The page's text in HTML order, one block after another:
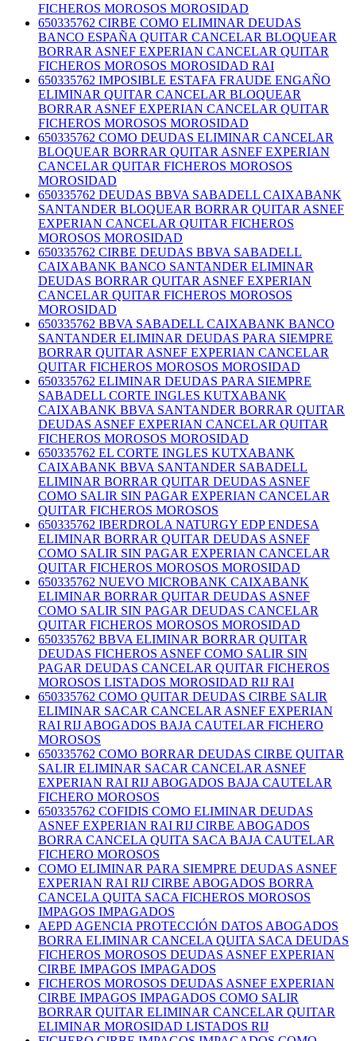
FICHEROS MOROSOS MOROSIDAD
650335762 CIRBE COMO ELIMINAR DEUDAS
BANCO ESPAÑA QUITAR CANCELAR BLOQUEAR
BORRAR ASNEF EXPERIAN CANCELAR QUITAR
FICHEROS MOROSOS MOROSIDAD RAI
650335762 IMPOSIBLE ESTAFA FRAUDE ENGAÑO
ELIMINAR QUITAR CANCELAR BLOQUEAR
BORRAR ASNEF EXPERIAN CANCELAR QUITAR
FICHEROS MOROSOS MOROSIDAD
650335762 COMO DEUDAS ELIMINAR CANCELAR
BLOQUEAR BORRAR QUITAR ASNEF EXPERIAN
CANCELAR QUITAR FICHEROS MOROSOS
MOROSIDAD
650335762 DEUDAS BBVA SABADELL CAIXABANK
SANTANDER BLOQUEAR BORRAR QUITAR ASNEF
EXPERIAN CANCELAR QUITAR FICHEROS
MOROSOS MOROSIDAD
650335762 CIRBE DEUDAS BBVA SABADELL
CAIXABANK BANCO SANTANDER ELIMINAR
DEUDAS BORRAR QUITAR ASNEF EXPERIAN
CANCELAR QUITAR FICHEROS MOROSOS
MOROSIDAD
650335762 BBVA SABADELL CAIXABANK BANCO
SANTANDER ELIMINAR DEUDAS PARA SIEMPRE
BORRAR QUITAR ASNEF EXPERIAN CANCELAR
QUITAR FICHEROS MOROSOS MOROSIDAD
650335762 ELIMINAR DEUDAS PARA SIEMPRE
SABADELL CORTE INGLES KUTXABANK
CAIXABANK BBVA SANTANDER BORRAR QUITAR
DEUDAS ASNEF EXPERIAN CANCELAR QUITAR
FICHEROS MOROSOS MOROSIDAD
650335762 EL CORTE INGLES KUTXABANK
CAIXABANK BBVA SANTANDER SABADELL
ELIMINAR BORRAR QUITAR DEUDAS ASNEF
COMO SALIR SIN PAGAR EXPERIAN CANCELAR
QUITAR FICHEROS MOROSOS
650335762 IBERDROLA NATURGY EDP ENDESA
ELIMINAR BORRAR QUITAR DEUDAS ASNEF
COMO SALIR SIN PAGAR EXPERIAN CANCELAR
QUITAR FICHEROS MOROSOS MOROSIDAD
650335762 NUEVO MICROBANK CAIXABANK
ELIMINAR BORRAR QUITAR DEUDAS ASNEF
COMO SALIR SIN PAGAR DEUDAS CANCELAR
QUITAR FICHEROS MOROSOS MOROSIDAD
650335762 BBVA ELIMINAR BORRAR QUITAR
DEUDAS FICHEROS ASNEF COMO SALIR SIN
PAGAR DEUDAS CANCELAR QUITAR FICHEROS
MOROSOS LISTADOS MOROSIDAD RIJ RAI
650335762 COMO QUITAR DEUDAS CIRBE SALIR
ELIMINAR SACAR CANCELAR ASNEF EXPERIAN
RAI RIJ ABOGADOS BAJA CAUTELAR FICHERO
MOROSOS
650335762 COMO BORRAR DEUDAS CIRBE QUITAR
SALIR ELIMINAR SACAR CANCELAR ASNEF
EXPERIAN RAI RIJ ABOGADOS BAJA CAUTELAR
FICHERO MOROSOS
650335762 COFIDIS COMO ELIMINAR DEUDAS
ASNEF EXPERIAN RAI RIJ CIRBE ABOGADOS
BORRA CANCELA QUITA SACA BAJA CAUTELAR
FICHERO MOROSOS
COMO ELIMINAR PARA SIEMPRE DEUDAS ASNEF
EXPERIAN RAI RIJ CIRBE ABOGADOS BORRA
CANCELA QUITA SACA FICHEROS MOROSOS
IMPAGOS IMPAGADOS
AEPD AGENCIA PROTECCIÓN DATOS ABOGADOS
BORRA ELIMINAR CANCELA QUITA SACA DEUDAS
FICHEROS MOROSOS DEUDAS ASNEF EXPERIAN
CIRBE IMPAGOS IMPAGADOS
FICHEROS MOROSOS DEUDAS ASNEF EXPERIAN
CIRBE IMPAGOS IMPAGADOS COMO SALIR
BORRAR QUITAR ELIMINAR CANCELAR QUITAR
ELIMINAR MOROSIDAD LISTADOS RIJ